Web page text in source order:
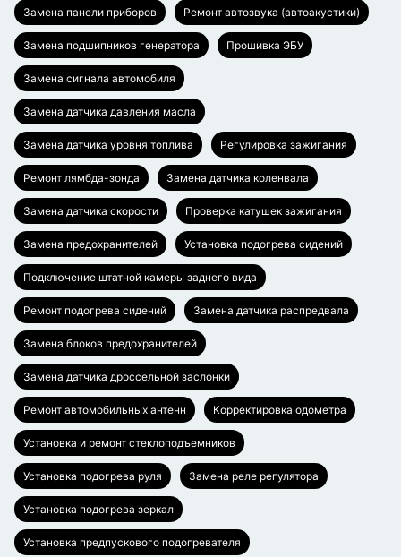
Замена панели приборов Ремонт автозвука (автоакустики)
Замена подшипников генератора Прошивка ЭБУ
Замена сигнала автомобиля
Замена датчика давления масла
Замена датчика уровня топлива Регулировка зажигания
Ремонт лямбда-зонда Замена датчика коленвала
Замена датчика скорости Проверка катушек зажигания
Замена предохранителей Установка подогрева сидений
Подключение штатной камеры заднего вида
Ремонт подогрева сидений Замена датчика распредвала
Замена блоков предохранителей
Замена датчика дроссельной заслонки
Ремонт автомобильных антенн Корректировка одометра
Установка и ремонт стеклоподъемников
Установка подогрева руля Замена реле регулятора
Установка подогрева зеркал
Установка предпускового подогревателя